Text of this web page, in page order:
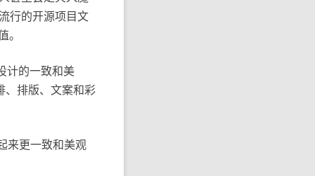
行的开源项目文
计的一致和美
、排版、文案和彩
来更一致和美观